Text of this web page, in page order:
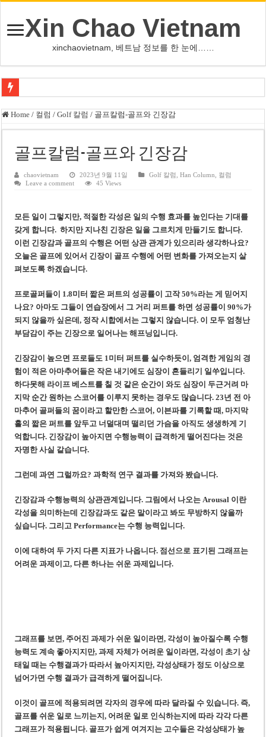
Xin Chao Vietnam
xinchaovietnam, 베트남 정보를 한 눈에……
쩐 타인 먼 베트남 국회의장 “외교 성과, 국가 위상 제고에 크게 기여”
싱가포르 하오마트, 마지막 프리미엄 매장 폐점… 적자·소송 악재 속 사업 축
베트남 은행 분기 순이익 1조 동 시대…비엣콤뱅크 등 5곳 돌파
팜 녓 브엉 빈그룹 회장 딸, 그룹 계열사 경영에 첫 등장
베트남 MB은행, 2026년 수익 목표 자신…부동산 대출 비율 13% 고수
베트남주식 HAT, 15년 연속 현금 배당…주당 3,000동 지급
‘1,000억 달러 남북고속철 투자’ 호언장담 메콜로르 회장 체포
베트남 세무당국, 납세자 정보 공개 기준·절차 명확화
Home / 컬럼 / Golf 칼럼 / 골프칼럼-골프와 긴장감
골프칼럼-골프와 긴장감
chaovietnam 2023년 9월 11일 Golf 칼럼 ,Han Column
컬럼
Leave a comment
45 Views
모든 일이 그렇지만, 적절한 각성은 일의 수행 효과를 높인다는 기대를
갖게 합니다. 하지만 지나친 긴장은 일을 그르치게 만들기도 합니다.
이런 긴장감과 골프의 수행은 어떤 상관 관계가 있으리라 생각하나요?
오늘은 골프에 있어서 긴장이 골프 수행에 어떤 변화를 가져오는지 살
펴보도록 하겠습니다.
프로골퍼들이 1.8미터 짧은 퍼트의 성공률이 고작 50%라는 게 믿어지
나요? 아마도 그들이 연습장에서 그 거리 퍼트를 하면 성공률이 90%가
되지 않을까 싶은데, 정작 시합에서는 그렇지 않습니다. 이 모두 엄청난
부담감이 주는 긴장으로 일어나는 해프닝입니다.
긴장감이 높으면 프로들도 1미터 퍼트를 실수하듯이, 엄격한 게임의 경
험이 적은 아마추어들은 작은 내기에도 심장이 흔들리기 일쑤입니다.
하다못해 라이프 베스트를 칠 것 같은 순간이 와도 심장이 두근거려 마
지막 순간 원하는 스코어를 이루지 못하는 경우도 많습니다. 23년 전 아
마추어 골퍼들의 꿈이라고 할만한 스코어, 이븐파를 기록할 때, 마지막
홀의 짧은 퍼트를 앞두고 너덜대며 떨리던 가슴을 아직도 생생하게 기
억합니다. 긴장감이 높아지면 수행능력이 급격하게 떨어진다는 것은
자명한 사실 같습니다.
그런데 과연 그럴까요? 과학적 연구 결과를 가져와 봤습니다.
긴장감과 수행능력의 상관관계입니다. 그림에서 나오는 Arousal 이란
각성을 의미하는데 긴장감과도 같은 말이라고 봐도 무방하지 않을까
싶습니다. 그리고 Performance는 수행 능력입니다.
이에 대하여 두 가지 다른 지표가 나옵니다. 점선으로 표기된 그래프는
어려운 과제이고, 다른 하나는 쉬운 과제입니다.
그래프를 보면, 주어진 과제가 쉬운 일이라면, 각성이 높아질수록 수행
능력도 계속 좋아지지만, 과제 자체가 어려운 일이라면, 각성이 초기 상
태일 때는 수행결과가 따라서 높아지지만, 각성상태가 정도 이상으로
넘어가면 수행 결과가 급격하게 떨어집니다.
이것이 골프에 적용되려면 각자의 경우에 따라 달라질 수 있습니다. 즉,
골프를 쉬운 일로 느끼는지, 어려운 일로 인식하는지에 따라 각각 다른
그래프가 적용됩니다. 골프가 쉽게 여겨지는 고수들은 각성상태가 높